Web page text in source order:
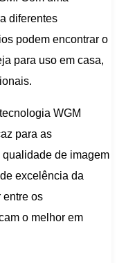
diferentes
podem encontrar o
para uso em casa,
WGM
para as
de imagem
excelência da
entre os
o melhor em